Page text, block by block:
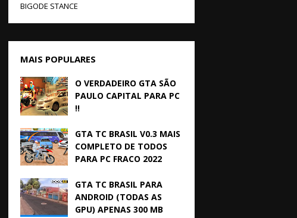
BIGODE STANCE
MAIS POPULARES
O VERDADEIRO GTA SÃO
PAULO CAPITAL PARA PC
!!
GTA TC BRASIL V0.3 MAIS
COMPLETO DE TODOS
PARA PC FRACO 2022
GTA TC BRASIL PARA
ANDROID (TODAS AS
GPU) APENAS 300 MB